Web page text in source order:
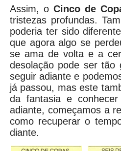
Assim, o Cinco de
tristezas profundas.
poderia ter sido
que agora algo se
se ama de volta e a
desolação pode ser
seguir adiante e
já passou, mas este
da fantasia e
adiante, começamos a
como recuperar o
diante.